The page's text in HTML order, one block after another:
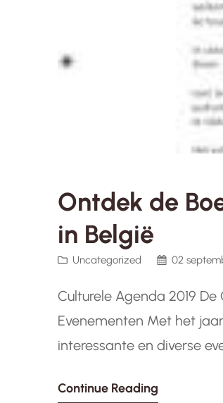
Ontdek de
in België
Uncategorized 02
Culturele Agenda 2019
Evenementen Met het
interessante en diverse
een overzicht van enkele
Continue Reading